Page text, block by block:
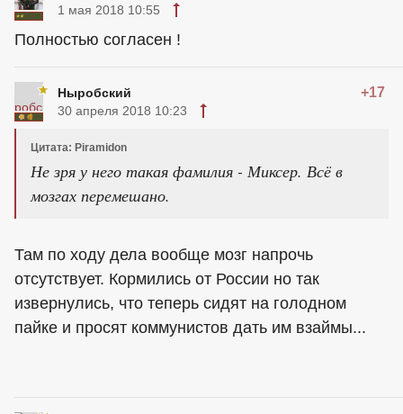
1 мая 2018 10:55
Полностью согласен !
Ныробский +17
30 апреля 2018 10:23
Цитата: Piramidon
Не зря у него такая фамилия - Миксер. Всё в
мозгах перемешано.
Там по ходу дела вообще мозг напрочь
отсутствует. Кормились от России но так
извернулись, что теперь сидят на голодном
пайке и просят коммунистов дать им взаймы...